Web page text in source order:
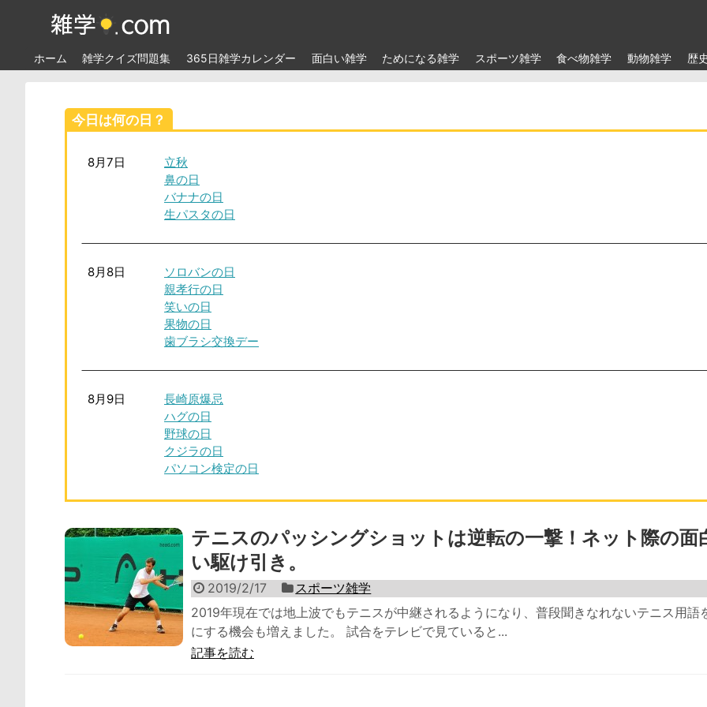
ホーム 雑学クイズ問題集 365日雑学カレンダー 面白い雑学 ためになる雑学 スポーツ雑学 食べ物雑学 動物雑学 歴
今日は何の日？
8月7日
立秋
鼻の日
バナナの日
生パスタの日
8月8日
ソロバンの日
親孝行の日
笑いの日
果物の日
歯ブラシ交換デー
8月9日
長崎原爆忌
ハグの日
野球の日
クジラの日
パソコン検定の日
テニスのパッシングショットは逆転の一撃！ネット際の面
い駆け引き。
2019/2/17
スポーツ雑学
2019年現在では地上波でもテニスが中継されるようになり、普段聞きなれないテニス用語
にする機会も増えました。 試合をテレビで見ていると...
記事を読む